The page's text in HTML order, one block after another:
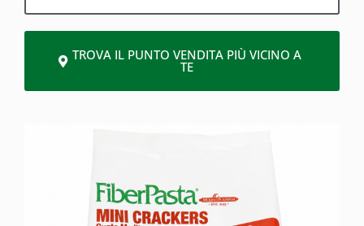
TROVA IL PUNTO VENDITA PIÙ VICINO A
TE